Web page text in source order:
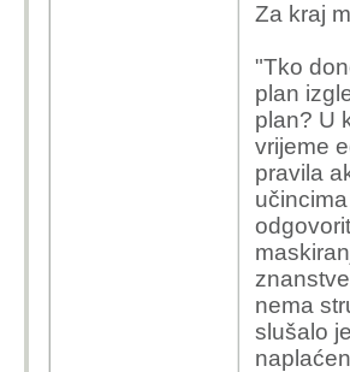
Za kraj
"Tko
plan
plan? U
vrijeme
pravila
nema
slušalo